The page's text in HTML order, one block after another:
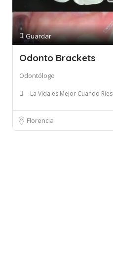
Guardar
Odonto Brackets
Odontólogo
La Vida es Mejor Cuando Ries
Florencia